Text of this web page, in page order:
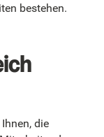
bestehen.
die